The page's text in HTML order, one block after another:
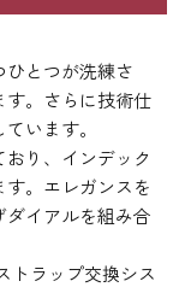
ひとつが洗練さ
す。さらに技術仕
います。
り、インデック
。エレガンスを
イアルを組み合
トラップ交換シス